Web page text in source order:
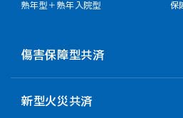
熟年型＋熟年入院型 保
傷害保障型共済
新型火災共済